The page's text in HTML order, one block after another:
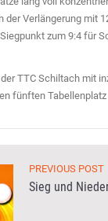
der Verlängerung mit
zum 9:4 für
TTC Schiltach mit
fünften Tabellenplatz
PREVIOUS POST
Sieg und